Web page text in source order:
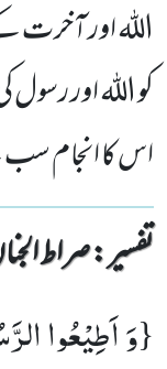
اللہ اور آخرت
کو اللہ اور رسول
اس کا انجام
تفسیر : ‎صراط الجنان
{وَ اَطِیْعُوا